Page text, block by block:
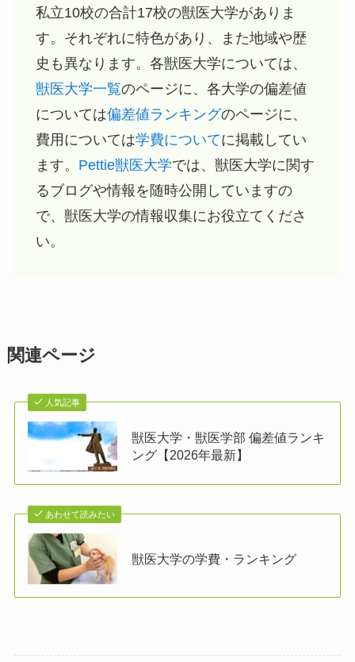
私立10校の合計17校の獣医大学がありま
す。それぞれに特色があり、また地域や歴
史も異なります。各獣医大学については、
獣医大学一覧のページに、各大学の偏差値
については偏差値ランキングのページに、
費用については学費についてに掲載してい
ます。 Pettie獣医大学では、獣医大学に関す
るブログや情報を随時公開していますの
で、獣医大学の情報収集にお役立てくださ
い。
関連ページ
人気記事
獣医大学・獣医学部 偏差値ランキ
ング【2026年最新】
あわせて読みたい
獣医大学の学費・ランキング